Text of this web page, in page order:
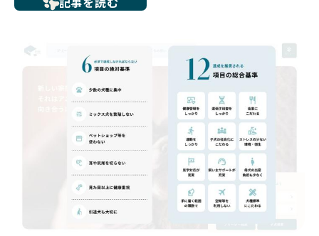
ち、健康面や社会性に問題を抱えていたり、またブリーダー
いるというケースもあります。こうした問題は、消費者にと
っても大きな負担であり、ワンちゃん自身にとっても非常に
だからこそ、私たちは正しい情報と安心して選べる場所を提
供すべきだと考えています。BreederFamiliesでは、ワンち
ゃんを家族のように愛する「優良ブリーダー」のみを独自の
厳しい基準で厳選し、その評価基準や評価結果をオープンに
しています。これにより、消費者の皆様が安心して子犬やブ
リーダーを選べる環境を整えています。
そして、消費者の皆様が正しい情報をもとに優良ブリーダー
を求めることで、ワンちゃんを家族のように愛する優良ブリ
ーダーが増え、営利優先の「悪徳ブリーダー」が自然と淘汰
される社会を目指しています。目の前の子犬だけでなく、親